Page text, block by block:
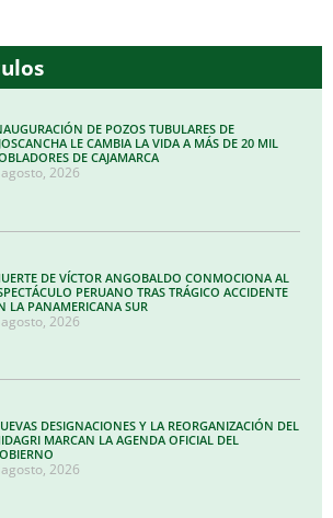
DE POZOS TUBULARES DE
LE CAMBIA LA VIDA A MÁS DE 20 MIL
DE CAJAMARCA
2026
DE VÍCTOR ANGOBALDO CONMOCIONA AL
PERUANO TRAS TRÁGICO ACCIDENTE
LA PANAMERICANA SUR
2026
DESIGNACIONES Y LA REORGANIZACIÓN DEL
MARCAN LA AGENDA OFICIAL DEL
2026